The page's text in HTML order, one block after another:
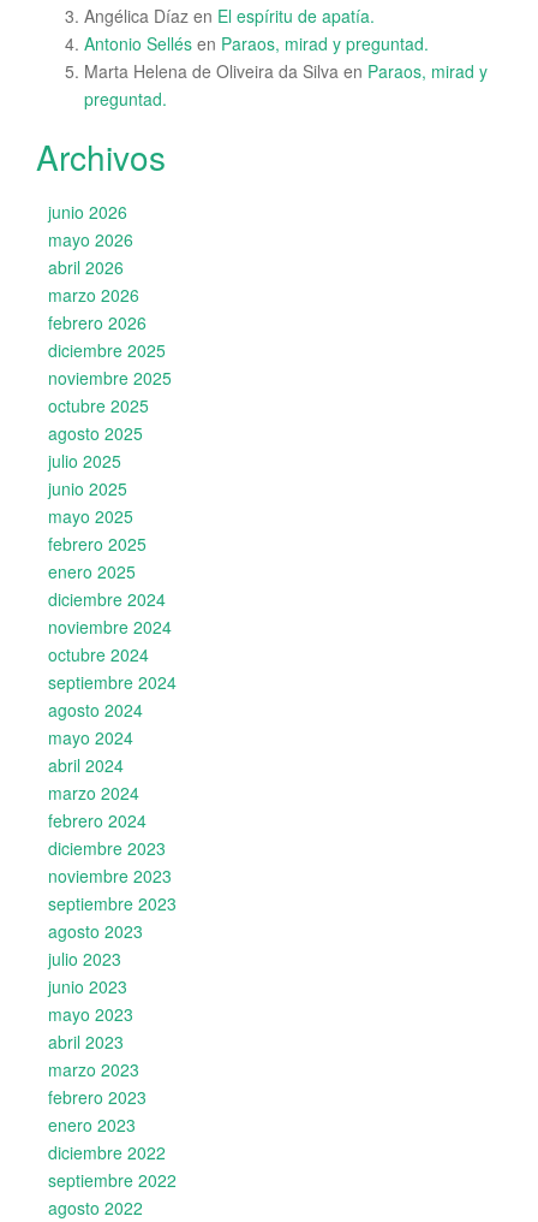
Angélica Díaz en El espíritu de apatía.
Antonio Sellés en Paraos, mirad y preguntad.
Marta Helena de Oliveira da Silva en Paraos, mirad y
preguntad.
Archivos
junio 2026
mayo 2026
abril 2026
marzo 2026
febrero 2026
diciembre 2025
noviembre 2025
octubre 2025
agosto 2025
julio 2025
junio 2025
mayo 2025
febrero 2025
enero 2025
diciembre 2024
noviembre 2024
octubre 2024
septiembre 2024
agosto 2024
mayo 2024
abril 2024
marzo 2024
febrero 2024
diciembre 2023
noviembre 2023
septiembre 2023
agosto 2023
julio 2023
junio 2023
mayo 2023
abril 2023
marzo 2023
febrero 2023
enero 2023
diciembre 2022
septiembre 2022
agosto 2022